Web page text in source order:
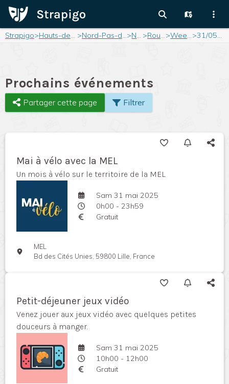
Strapigo> Hauts-de-France > Nord-Pas-de-Calais> Nord > Roubaix> Weekend> 31/05/2025
Prochains événements
Partager cette page Filtrer
Mai à vélo avec la MEL
Un mois à vélo sur le territoire de la MEL
Sam 31 mai 2025
0h00 - 23h59
Gratuit
MEL
Bd des Cités Unies, 59800 Lille, France
Petit-déjeuner jeux vidéo
Venez jouer aux jeux vidéo avec quelques petites
douceurs à manger.
Sam 31 mai 2025
10h00 - 12h00
Gratuit